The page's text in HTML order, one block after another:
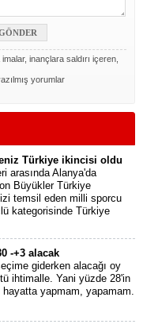
inançlara saldırı içeren,
yorumlar
Türkiye ikincisi oldu
arasında Alanya'da
Büyükler Türkiye
temsil eden milli sporcu
kategorisinde Türkiye
-+3 alacak
giderken alacağı oy
ihtimalle. Yani yüzde 28'in
hayatta yapmam, yapamam.